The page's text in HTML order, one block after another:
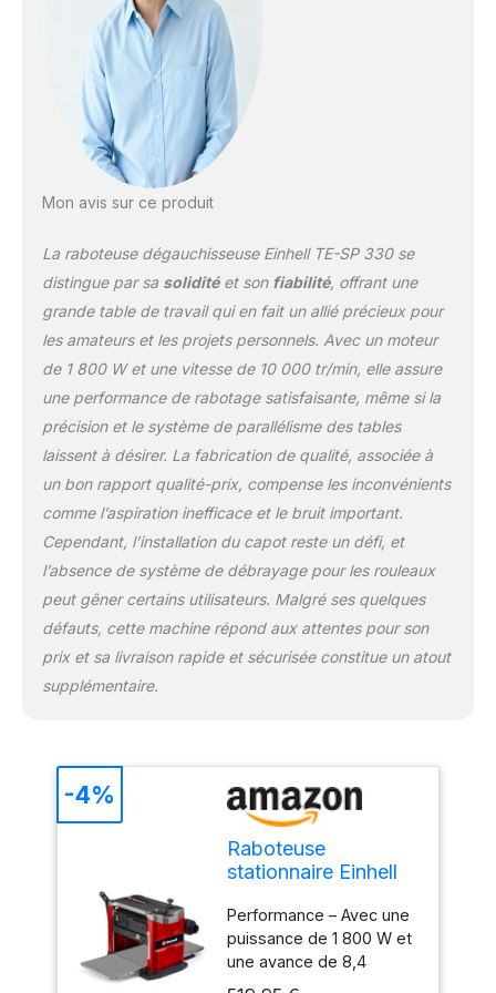
précision pour atteindre
un enlèvement de
mm. Fers – Avec ses
deux fers réversibles
bien affûtés, la raboteuse
de Ø 100 mm permet de
brancher un système
d’aspiration des copeaux
afin de conserver un
espace de travail
toujours propre. Table de
rabotage – Repliable, la
grande table d’entrée et
précision.Deux poignées
facilitent le transport.
Sécurité – L’interrupteur
avec déclencheur à
sécurité en empêchant le
redémarrage involontaire
de l’outil après une
coupure de courant.
Mon avis sur ce produit
La raboteuse dégauchisseuse Einhell TE-SP 330 se
distingue par sa soliditéet son fiabilité, offrant une
grande table de travail qui en fait un allié précieux pour
les amateurs et les projets personnels. Avec un moteur
de 1 800 W et une vitesse de 10 000 tr/min, elle assure
une performance de rabotage satisfaisante, même si la
précision et le système de parallélisme des tables
laissent à désirer. La fabrication de qualité, associée à
un bon rapport qualité-prix, compense les inconvénients
comme l’aspiration inefficace et le bruit important.
Cependant, l’installation du capot reste un défi, et
l’absence de système de débrayage pour les rouleaux
peut gêner certains utilisateurs. Malgré ses quelques
défauts, cette machine répond aux attentes pour son
prix et sa livraison rapide et sécurisée constitue un atout
supplémentaire.
Raboteuse
stationnaire Einhell
Performance – Avec une
puissance de 1 800 W et
une avance de 8,4
m/min, la raboteuse
-4%